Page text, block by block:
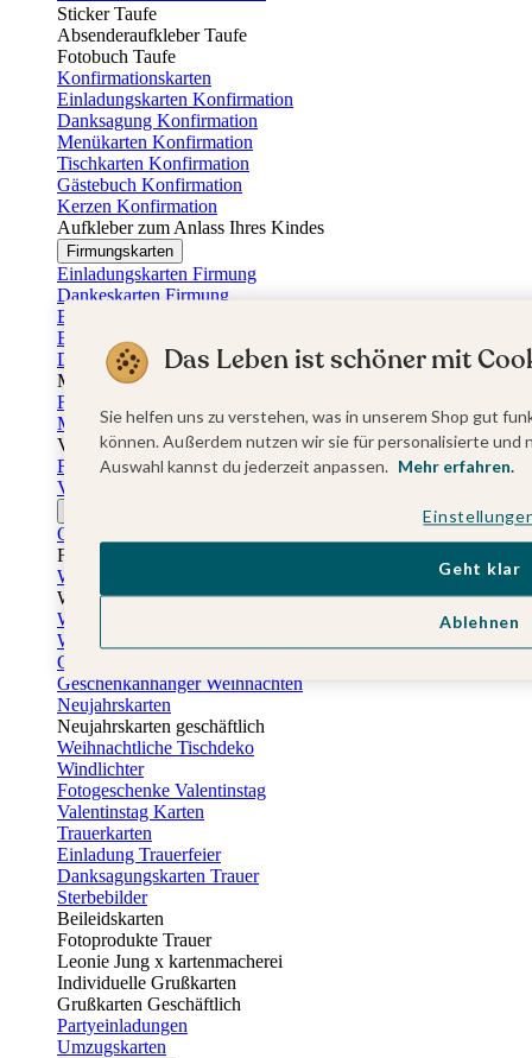
Sticker Taufe
Absenderaufkleber Taufe
Fotobuch Taufe
Konfirmationskarten
Einladungskarten Konfirmation
Danksagung Konfirmation
Menükarten Konfirmation
Tischkarten Konfirmation
Gästebuch Konfirmation
Kerzen Konfirmation
Aufkleber zum Anlass Ihres Kindes
Firmungskarten
Einladungskarten Firmung
Dankeskarten Firmung
Einschulungskarten
Einladungskarten Einschulung
Danksagung Einschulung
Muttertag
Fotogeschenke Muttertag
Muttertagskarten
Vatertag
Fotogeschenke Vatertag
Vatertagskarten
Osterkarten
Fotogeschenke zu Ostern
Weihnachtskarten
Weihnachtskarten selbst gestalten
Weihnachtskarten geschäftlich
Weihnachtsfeier Einladungen
Geschenkaufkleber Weihnachten
Geschenkanhänger Weihnachten
Neujahrskarten
Neujahrskarten geschäftlich
Weihnachtliche Tischdeko
Windlichter
Fotogeschenke Valentinstag
Valentinstag Karten
Trauerkarten
Einladung Trauerfeier
Danksagungskarten Trauer
Sterbebilder
Beileidskarten
Fotoprodukte Trauer
Leonie Jung x kartenmacherei
Individuelle Grußkarten
Grußkarten Geschäftlich
Partyeinladungen
Umzugskarten
Das Leben ist schöner mit
Sie helfen uns zu verstehen, was in unserem Shop gut
können. Außerdem nutzen wir sie für personalisierte
Auswahl kannst du jederzeit anpassen. Mehr erfahren.
Ablehnen
Geht klar